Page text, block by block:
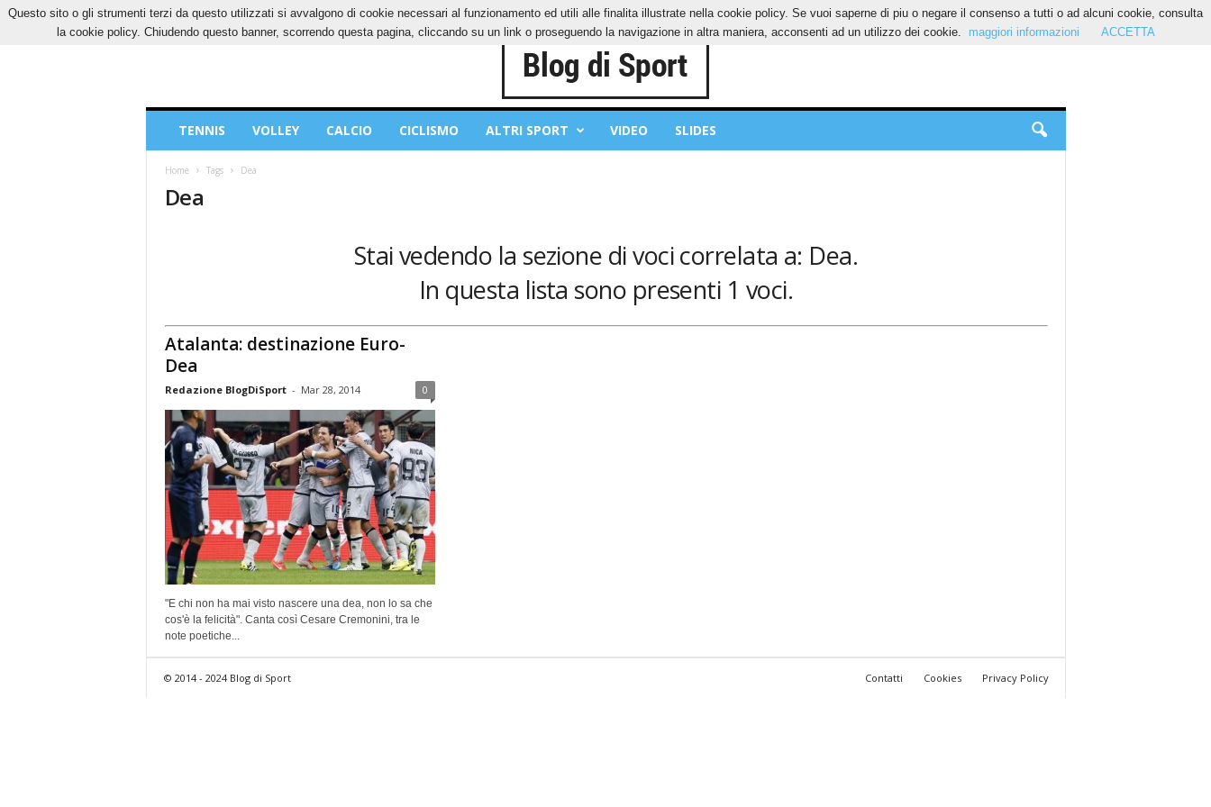
VENERDÌ, 7 AGOSTO 2026 CONTATTI COOKIES PRIVACY POLICY
Sport
TENNIS VOLLEY CALCIO CICLISMO ALTRI SPORT VIDEO SLIDES
Home Tags Dea
Dea
Stai vedendo la sezione di voci correlata a: Dea.
In questa lista sono presenti 1 voci.
Atalanta: destinazione Euro-
Dea
Redazione BlogDiSport - Mar 28, 2014 0
"E chi non ha mai visto nascere una dea, non lo sa che
cos'è la felicità". Canta così Cesare Cremonini, tra le
note poetiche...
Contatti Cookies Privacy Policy
© 2014 - 2024 Blog di Sport
Questo sito o gli strumenti terzi da questo utilizzati si avvalgono di cookie necessari al funzionamento ed utili alle finalita illustrate nella cookie policy. Se vuoi saperne di piu o negare il consenso a tutti o ad alcuni cookie, consulta
la cookie policy. Chiudendo questo banner, scorrendo questa pagina, cliccando su un link o proseguendo la navigazione in altra maniera, acconsenti ad un utilizzo dei cookie.
maggiori informazioni ACCETTA